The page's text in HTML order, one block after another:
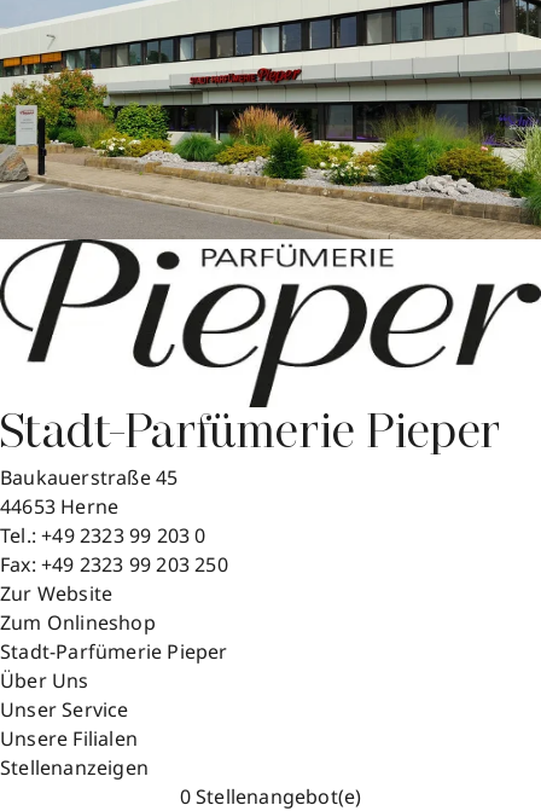
Stadt-Parfümerie Pieper
Baukauerstraße 45
44653 Herne
Tel.:+49 2323 99 203 0
Fax: +49 2323 99 203 250
Zur Website
Zum Onlineshop
Stadt-Parfümerie Pieper
Über Uns
Unser Service
Unsere Filialen
Stellenanzeigen
Stellenangebot(e)